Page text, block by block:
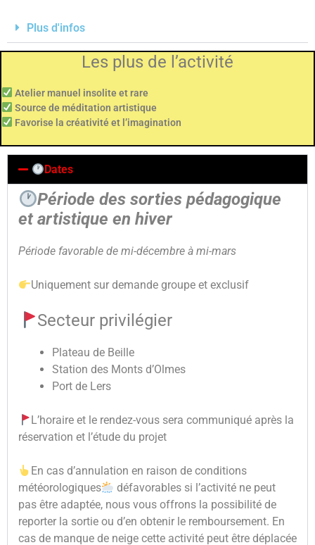
Plus d'infos
Les plus de l’activité
Atelier manuel insolite et rare
Source de méditation artistique
Favorise la créativité et l’imagination
Dates
Période des sorties pédagogique
et artistique en hiver
Période favorable de mi-décembre à mi-mars
Uniquement sur demande groupe et exclusif
Secteur privilégier
Plateau de Beille
Station des Monts d’Olmes
Port de Lers
L’horaire et le rendez-vous sera communiqué après la
réservation et l’étude du projet
En cas d’annulation en raison de conditions
météorologiques
défavorables si l’activité ne peut
pas être adaptée, nous vous offrons la possibilité de
reporter la sortie ou d’en obtenir le remboursement. En
cas de manque de neige cette activité peut être déplacée